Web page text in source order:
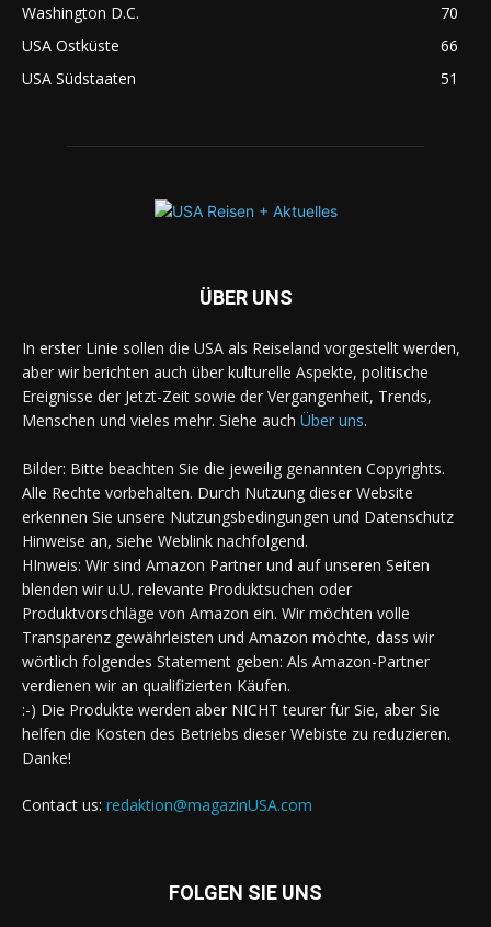
Washington D.C.
70
USA Ostküste
66
USA Südstaaten
51
ÜBER UNS
In erster Linie sollen die USA als Reiseland vorgestellt werden,
aber wir berichten auch über kulturelle Aspekte, politische
Ereignisse der Jetzt-Zeit sowie der Vergangenheit, Trends,
Menschen und vieles mehr. Siehe auch Über uns.
Bilder: Bitte beachten Sie die jeweilig genannten Copyrights.
Alle Rechte vorbehalten. Durch Nutzung dieser Website
erkennen Sie unsere Nutzungsbedingungen und Datenschutz
Hinweise an, siehe Weblink nachfolgend.
HInweis: Wir sind Amazon Partner und auf unseren Seiten
blenden wir u.U. relevante Produktsuchen oder
Produktvorschläge von Amazon ein. Wir möchten volle
Transparenz gewährleisten und Amazon möchte, dass wir
wörtlich folgendes Statement geben: Als Amazon-Partner
verdienen wir an qualifizierten Käufen.
:-) Die Produkte werden aber NICHT teurer für Sie, aber Sie
helfen die Kosten des Betriebs dieser Webiste zu reduzieren.
Danke!
Contact us: redaktion@magazinUSA.com
FOLGEN SIE UNS